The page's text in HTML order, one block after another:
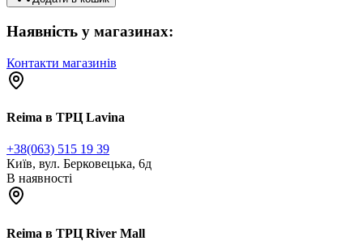
Наявність у магазинах:
Контакти магазинів
Reima в ТРЦ Lavina
+38(063) 515 19 39
Київ, вул. Берковецька, 6д
В наявності
Reima в ТРЦ River Mall